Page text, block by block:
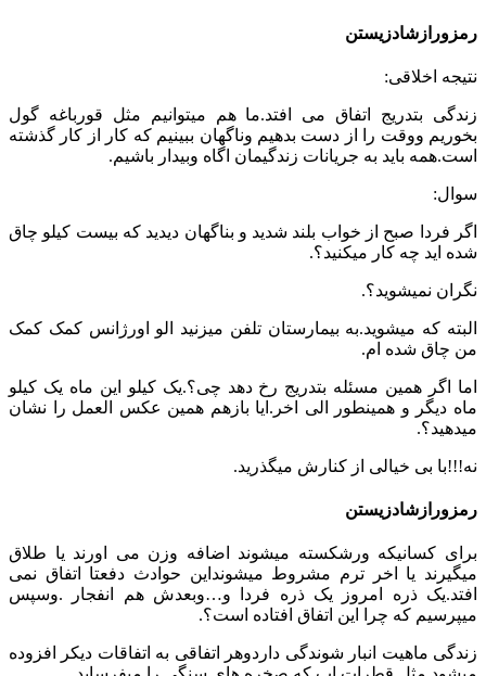
رمزورازشادزیستن
نتیجه اخلاقی:
زندگی بتدریج اتفاق می افتد.ما هم میتوانیم مثل قورباغه گول
بخوریم ووقت را از دست بدهیم وناگهان ببینیم که کار از کار گذشته
است.همه باید به جریانات زندگیمان اگاه وبیدار باشیم.
سوال:
اگر فردا صبح از خواب بلند شدید و بناگهان دیدید که بیست کیلو چاق
شده اید چه کار میکنید؟.
نگران نمیشوید؟.
البته که میشوید.به بیمارستان تلفن میزنید الو اورژانس کمک کمک
من چاق شده ام.
اما اگر همین مسئله بتدریج رخ دهد چی؟.یک کیلو این ماه یک کیلو
ماه دیگر و همینطور الی اخر.ایا بازهم همین عکس العمل را نشان
میدهید؟.
نه!!!با بی خیالی از کنارش میگذرید.
رمزورازشادزیستن
برای کسانیکه ورشکسته میشوند اضافه وزن می اورند یا طلاق
میگیرند یا اخر ترم مشروط میشونداین حوادث دفعتا اتفاق نمی
افتد.یک ذره امروز یک ذره فردا و…وبعدش هم انفجار .وسپس
میپرسیم که چرا این اتفاق افتاده است؟.
زندگی ماهیت انبار شوندگی داردوهر اتفاقی به اتفاقات دیکر افزوده